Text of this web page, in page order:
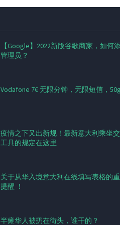
【Google】2022新版谷歌商家，如何
管理员？
Vodafone 7€ 无限分钟，无限短信，
疫情之下又出新规！最新意大利乘坐
工具的规定在这里
关于从华入境意大利在线填写表格的
提醒 ！
半瘫华人被扔在街头，谁干的？